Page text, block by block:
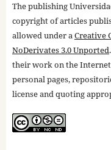
The publishing
copyright of articles
allowed under aCreative
NoDerivates 3.0 Unported
their work on the
personal pages,
license and quoting